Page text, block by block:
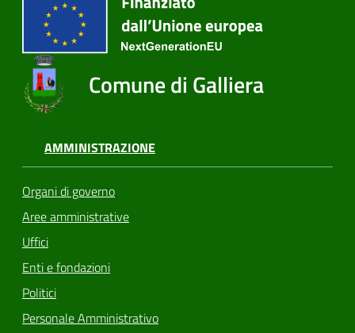
Comune di Galliera
AMMINISTRAZIONE
Organi di governo
Aree amministrative
Uffici
Enti e fondazioni
Politici
Personale Amministrativo